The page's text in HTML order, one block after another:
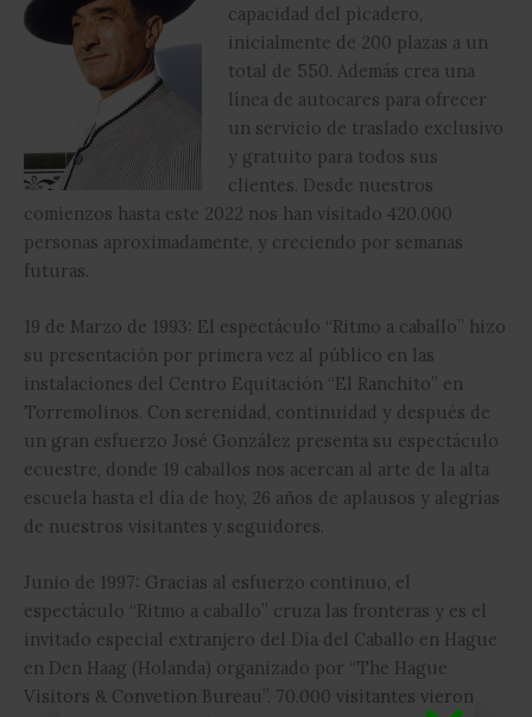
capacidad del picadero,
inicialmente de 200 plazas a un
total de 550. Además crea una
línea de autocares para ofrecer
un servicio de traslado exclusivo
y gratuito para todos sus
clientes. Desde nuestros
comienzos hasta este 2022 nos han visitado 420.000
personas aproximadamente, y creciendo por semanas
futuras.
19 de Marzo de 1993: El espectáculo “Ritmo a caballo” hizo
su presentación por primera vez al público en las
instalaciones del Centro Equitación “El Ranchito” en
Torremolinos. Con serenidad, continuidad y después de
un gran esfuerzo José González presenta su espectáculo
ecuestre, donde 19 caballos nos acercan al arte de la alta
escuela hasta el día de hoy, 26 años de aplausos y alegrías
de nuestros visitantes y seguidores.
Junio de 1997: Gracias al esfuerzo continuo, el
espectáculo “Ritmo a caballo” cruza las fronteras y es el
invitado especial extranjero del Día del Caballo en Hague
en Den Haag (Holanda) organizado por “The Hague
Visitors & Convetion Bureau”. 70.000 visitantes vieron